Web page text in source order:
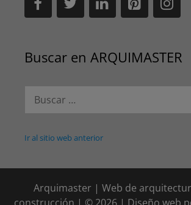
Buscar en ARQUIMASTER
Ir al sitio web anterior
Arquimaster | Web de